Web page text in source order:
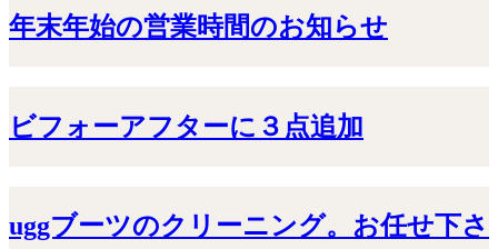
年末年始の営業時間のお知らせ
ビフォーアフターに３点追加
uggブーツのクリーニング。お任せ下さ